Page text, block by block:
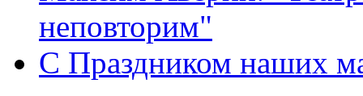
неповторим"
С Праздником наших